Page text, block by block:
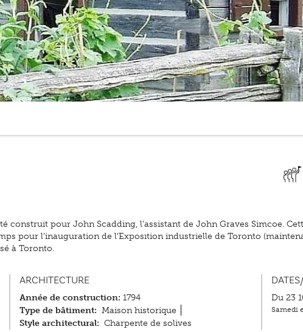
construit pour John Scadding, l’assistant de John Graves Simcoe.
pour l’inauguration de l’Exposition industrielle de Toronto
à Toronto.
ARCHITECTURE
Année de construction: 1794
Type de bâtiment: Maison historique
Style architectural: Charpente de solives
Du 23
Samedi